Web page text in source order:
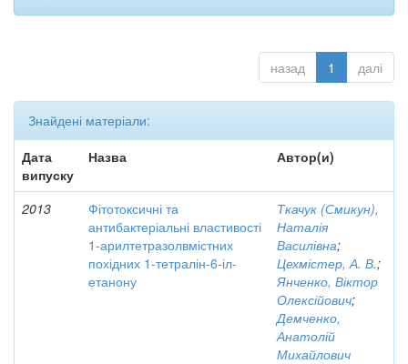
назад 1 далі
Знайдені матеріали:
Дата
випуску
Назва Автор(и)
2013
Фітотоксичні та
антибактеріальні властивості
1-арилтетразолвмістних
похідних 1-тетралін-6-іл-
етанону
Ткачук (Смикун),
Наталія
Василівна;
Цехмістер, А. В.;
Янченко, Віктор
Олексійович;
Демченко,
Анатолій
Михайлович